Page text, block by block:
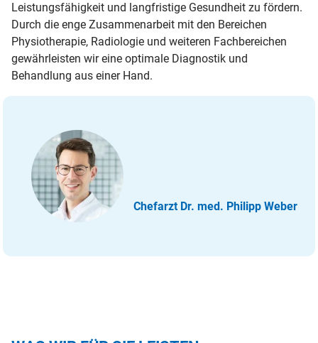
Leistungsfähigkeit und langfristige Gesundheit zu fördern.
Durch die enge Zusammenarbeit mit den Bereichen
Physiotherapie, Radiologie und weiteren Fachbereichen
gewährleisten wir eine optimale Diagnostik und
Behandlung aus einer Hand.
Chefarzt Dr. med. Philipp Weber